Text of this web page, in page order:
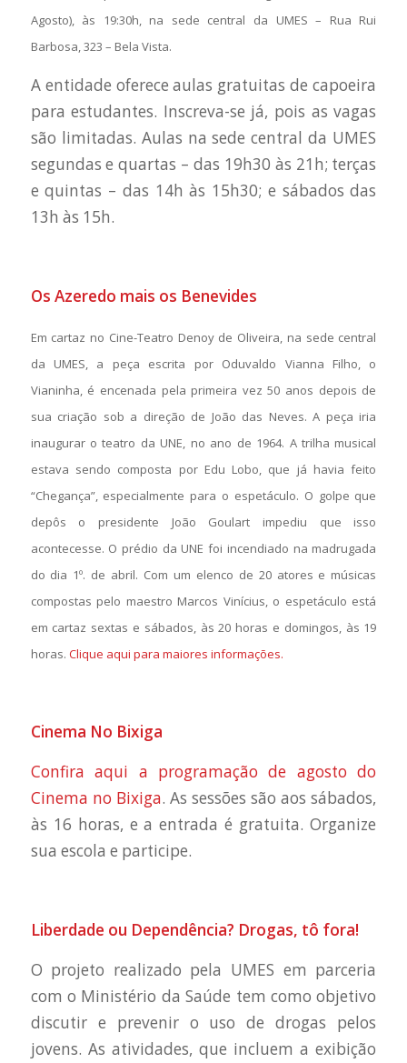
Agosto), às 19:30h, na sede central da UMES – Rua Rui
Barbosa, 323 – Bela Vista.
A entidade oferece aulas gratuitas de capoeira
para estudantes. Inscreva-se já, pois as vagas
são limitadas. Aulas na sede central da UMES
segundas e quartas – das 19h30 às 21h; terças
e quintas – das 14h às 15h30; e sábados das
13h às 15h.
Os Azeredo mais os Benevides
Em cartaz no Cine-Teatro Denoy de Oliveira, na sede central
da UMES, a peça escrita por Oduvaldo Vianna Filho, o
Vianinha, é encenada pela primeira vez 50 anos depois de
sua criação sob a direção de João das Neves. A peça iria
inaugurar o teatro da UNE, no ano de 1964. A trilha musical
estava sendo composta por Edu Lobo, que já havia feito
“Chegança”, especialmente para o espetáculo. O golpe que
depôs o presidente João Goulart impediu que isso
acontecesse. O prédio da UNE foi incendiado na madrugada
do dia 1º. de abril. Com um elenco de 20 atores e músicas
compostas pelo maestro Marcos Vinícius, o espetáculo está
em cartaz sextas e sábados, às 20 horas e domingos, às 19
horas. Clique aqui para maiores informações.
Cinema No Bixiga
Confira aqui a programação de agosto do
Cinema no Bixiga. As sessões são aos sábados,
às 16 horas, e a entrada é gratuita. Organize
sua escola e participe.
Liberdade ou Dependência? Drogas, tô fora!
O projeto realizado pela UMES em parceria
com o Ministério da Saúde tem como objetivo
discutir e prevenir o uso de drogas pelos
jovens. As atividades, que incluem a exibição